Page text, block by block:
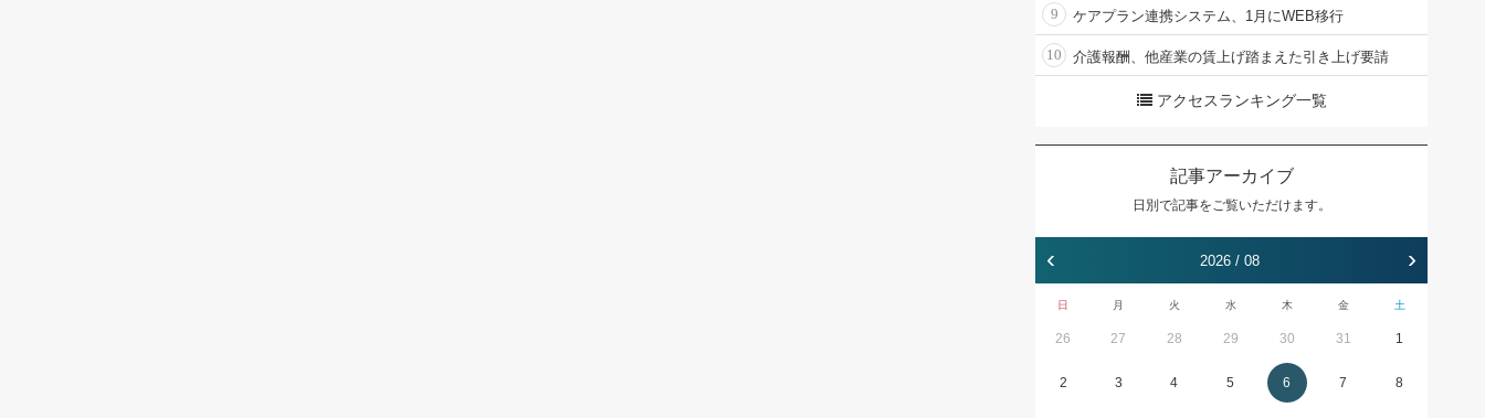
9 ケアプラン連携システム、1月にWEB移行
10 介護報酬、他産業の賃上げ踏まえた引き上げ要請
アクセスランキング一覧
記事アーカイブ
日別で記事をご覧いただけます。
‹ 2026 / 08 ›
日 月 火 水 木 金 土
26 27 28 29 30 31 1
2 3 4 5 6 7 8